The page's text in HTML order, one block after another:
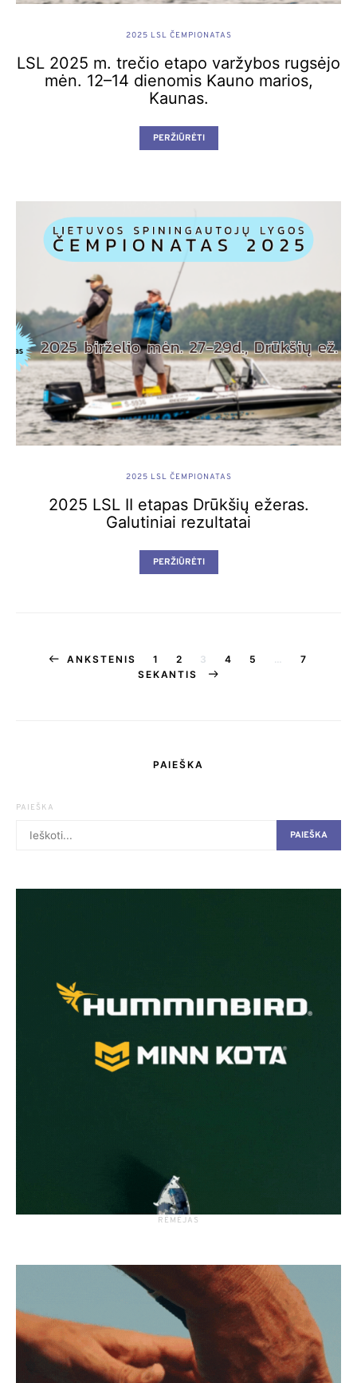
2025 LSL ČEMPIONATAS
LSL 2025 m. trečio etapo varžybos rugsėjo
mėn. 12–14 dienomis Kauno marios,
Kaunas.
PERŽIŪRĖTI
2025 LSL ČEMPIONATAS
2025 LSL II etapas Drūkšių ežeras.
Galutiniai rezultatai
PERŽIŪRĖTI
Įrašų
puslapiavimas
ANKSTENIS 1 2 3 4 5 …
7
SEKANTIS
PAIEŠKA
PAIEŠKA
PAIEŠKA
RĖMĖJAS